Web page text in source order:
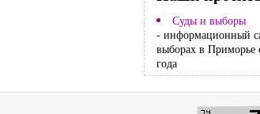
Суды и выборы
- информационный
выборах в Приморье
года